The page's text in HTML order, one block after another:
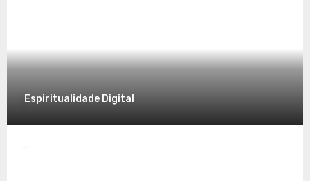
Espiritualidade Digital